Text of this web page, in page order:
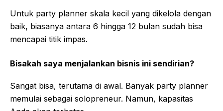
Untuk party planner skala kecil yang dikelola dengan
baik, biasanya antara 6 hingga 12 bulan sudah bisa
mencapai titik impas.
Bisakah saya menjalankan bisnis ini sendirian?
Sangat bisa, terutama di awal. Banyak party planner
memulai sebagai solopreneur. Namun, kapasitas